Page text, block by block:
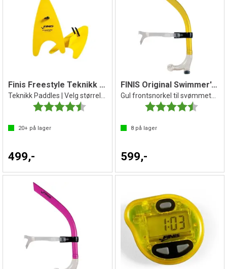
Finis Freestyle Teknikk Paddles
Karakter:
4.7 av 5 mulige
20+ på lager
499,-
FINIS Original Swimmer's Snorkel sr
Gul frontsnorkel til svømmeteknikk
Karakter:
8på lager
599,-